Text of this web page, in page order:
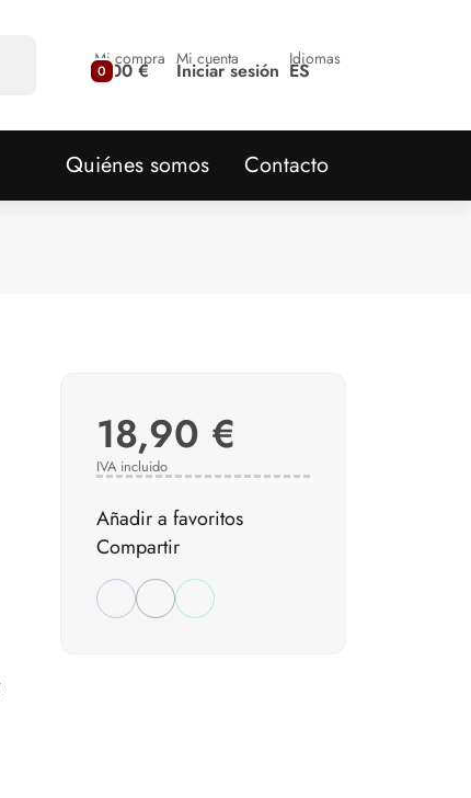
0
Mi compra
0,00 € Mi cuenta
Iniciar sesión Idiomas
ES
Quiénes somos Contacto
18,90 €
IVA incluido
Añadir a favoritos
Compartir